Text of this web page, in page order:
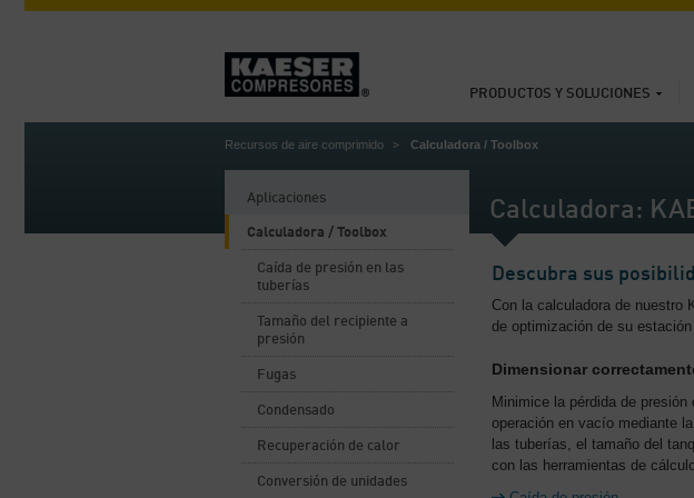
PRODUCTOS Y SOLUCIONES
Recursos de aire comprimido Calculadora / Toolbox
Calculadora:
Aplicaciones
Calculadora / Toolbox
Caída de presión en las
tuberías
Tamaño del recipiente a
presión
Fugas
Condensado
Recuperación de calor
Conversión de unidades
Descubra sus
Con la calculadora de nuestro
de optimización de su
Dimensionar
Minimice la pérdida de
operación en vacío mediante
las tuberías, el tamaño del
con las herramientas de